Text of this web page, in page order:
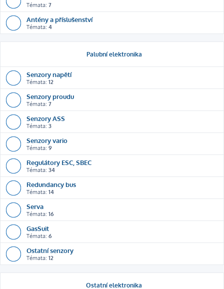
Témata: 7
Antény a příslušenství
Témata: 4
Palubní elektronika
Senzory napětí
Témata: 12
Senzory proudu
Témata: 7
Senzory ASS
Témata: 3
Senzory vario
Témata: 9
Regulátory ESC, SBEC
Témata: 34
Redundancy bus
Témata: 14
Serva
Témata: 16
GasSuit
Témata: 6
Ostatní senzory
Témata: 12
Ostatní elektronika